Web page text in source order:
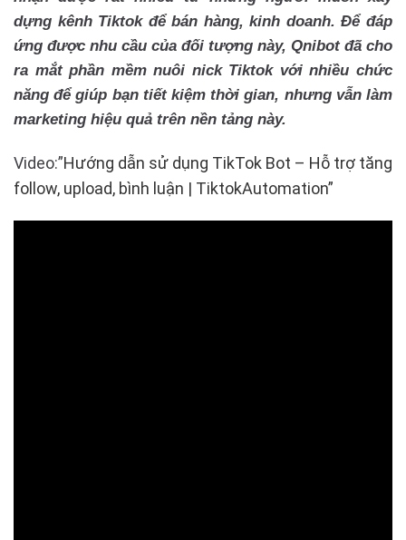
dựng kênh Tiktok để bán hàng, kinh doanh. Để đáp
ứng được nhu cầu của đối tượng này, Qnibot đã cho
ra mắt phần mềm nuôi nick Tiktok với nhiều chức
năng để giúp bạn tiết kiệm thời gian, nhưng vẫn làm
marketing hiệu quả trên nền tảng này.
Video:”Hướng dẫn sử dụng TikTok Bot – Hỗ trợ tăng
follow, upload, bình luận | TiktokAutomation”